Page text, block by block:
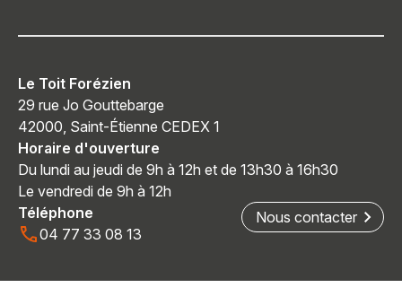
Le Toit Forézien
29 rue Jo Gouttebarge
42000, Saint-Étienne CEDEX 1
Horaire d'ouverture
Du lundi au jeudi de 9h à 12h et de 13h30 à 16h30
Le vendredi de 9h à 12h
Téléphone
04 77 33 08 13
Nous contacter